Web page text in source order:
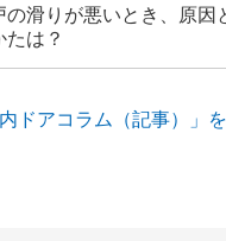
の滑りが悪いとき、原因
は？
ドアコラム（記事）」を